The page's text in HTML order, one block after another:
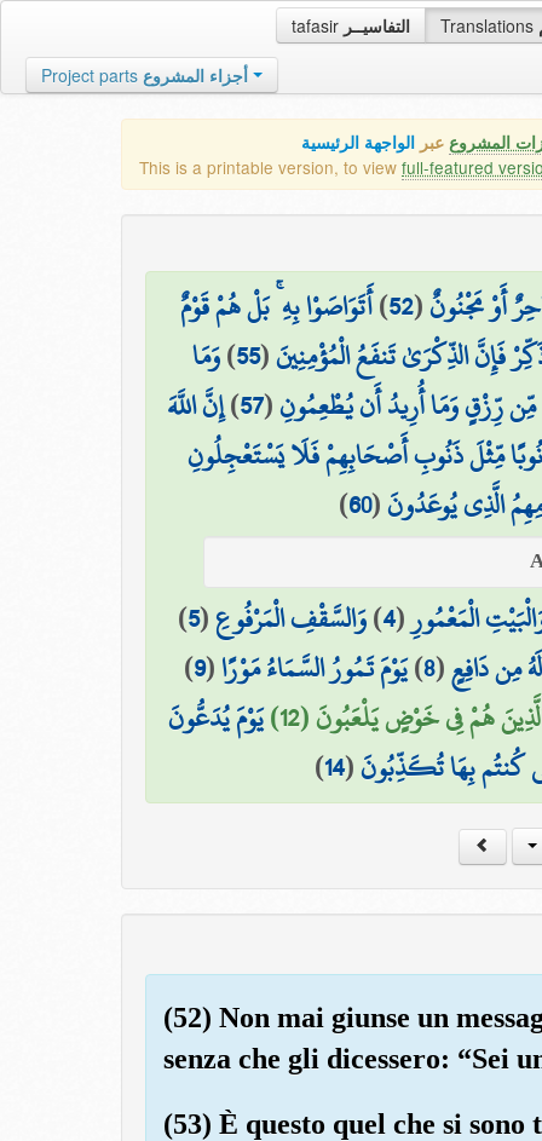
tafasir التفاسيــر Translations
Project parts أجزاء المشروع
المشروع عبر الواجهة الرئيسية
This is a printable version, to view full-featured
أَوْ مَجْنُونٌ(
52
)أَتَوَاصَوْا بِهِ ۚ بَلْ هُمْ قَوْمٌ
فَإِنَّ الذِّكْرَىٰ تَنفَعُ الْمُؤْمِنِينَ(
55
)وَمَا
مِّن رِّزْقٍ وَمَا أُرِيدُ أَن يُطْعِمُونِ(
57
)إِنَّ اللَّهَ
مِّثْلَ ذَنُوبِ أَصْحَابِهِمْ فَلَا يَسْتَعْجِلُونِ
الَّذِي يُوعَدُونَ(
60
)
الْمَعْمُورِ(
4
)وَالسَّقْفِ الْمَرْفُوعِ(
5
)
مِن دَافِعٍ(
8
)يَوْمَ تَمُورُ السَّمَاءُ مَوْرًا(
9
)
هُمْ فِي خَوْضٍ يَلْعَبُونَ (12)
يَوْمَ يُدَعُّونَ
كُنتُم بِهَا تُكَذِّبُونَ(
14
)
(52) Non mai giunse un
senza che gli dicessero: “Sei
(53) È questo quel che si